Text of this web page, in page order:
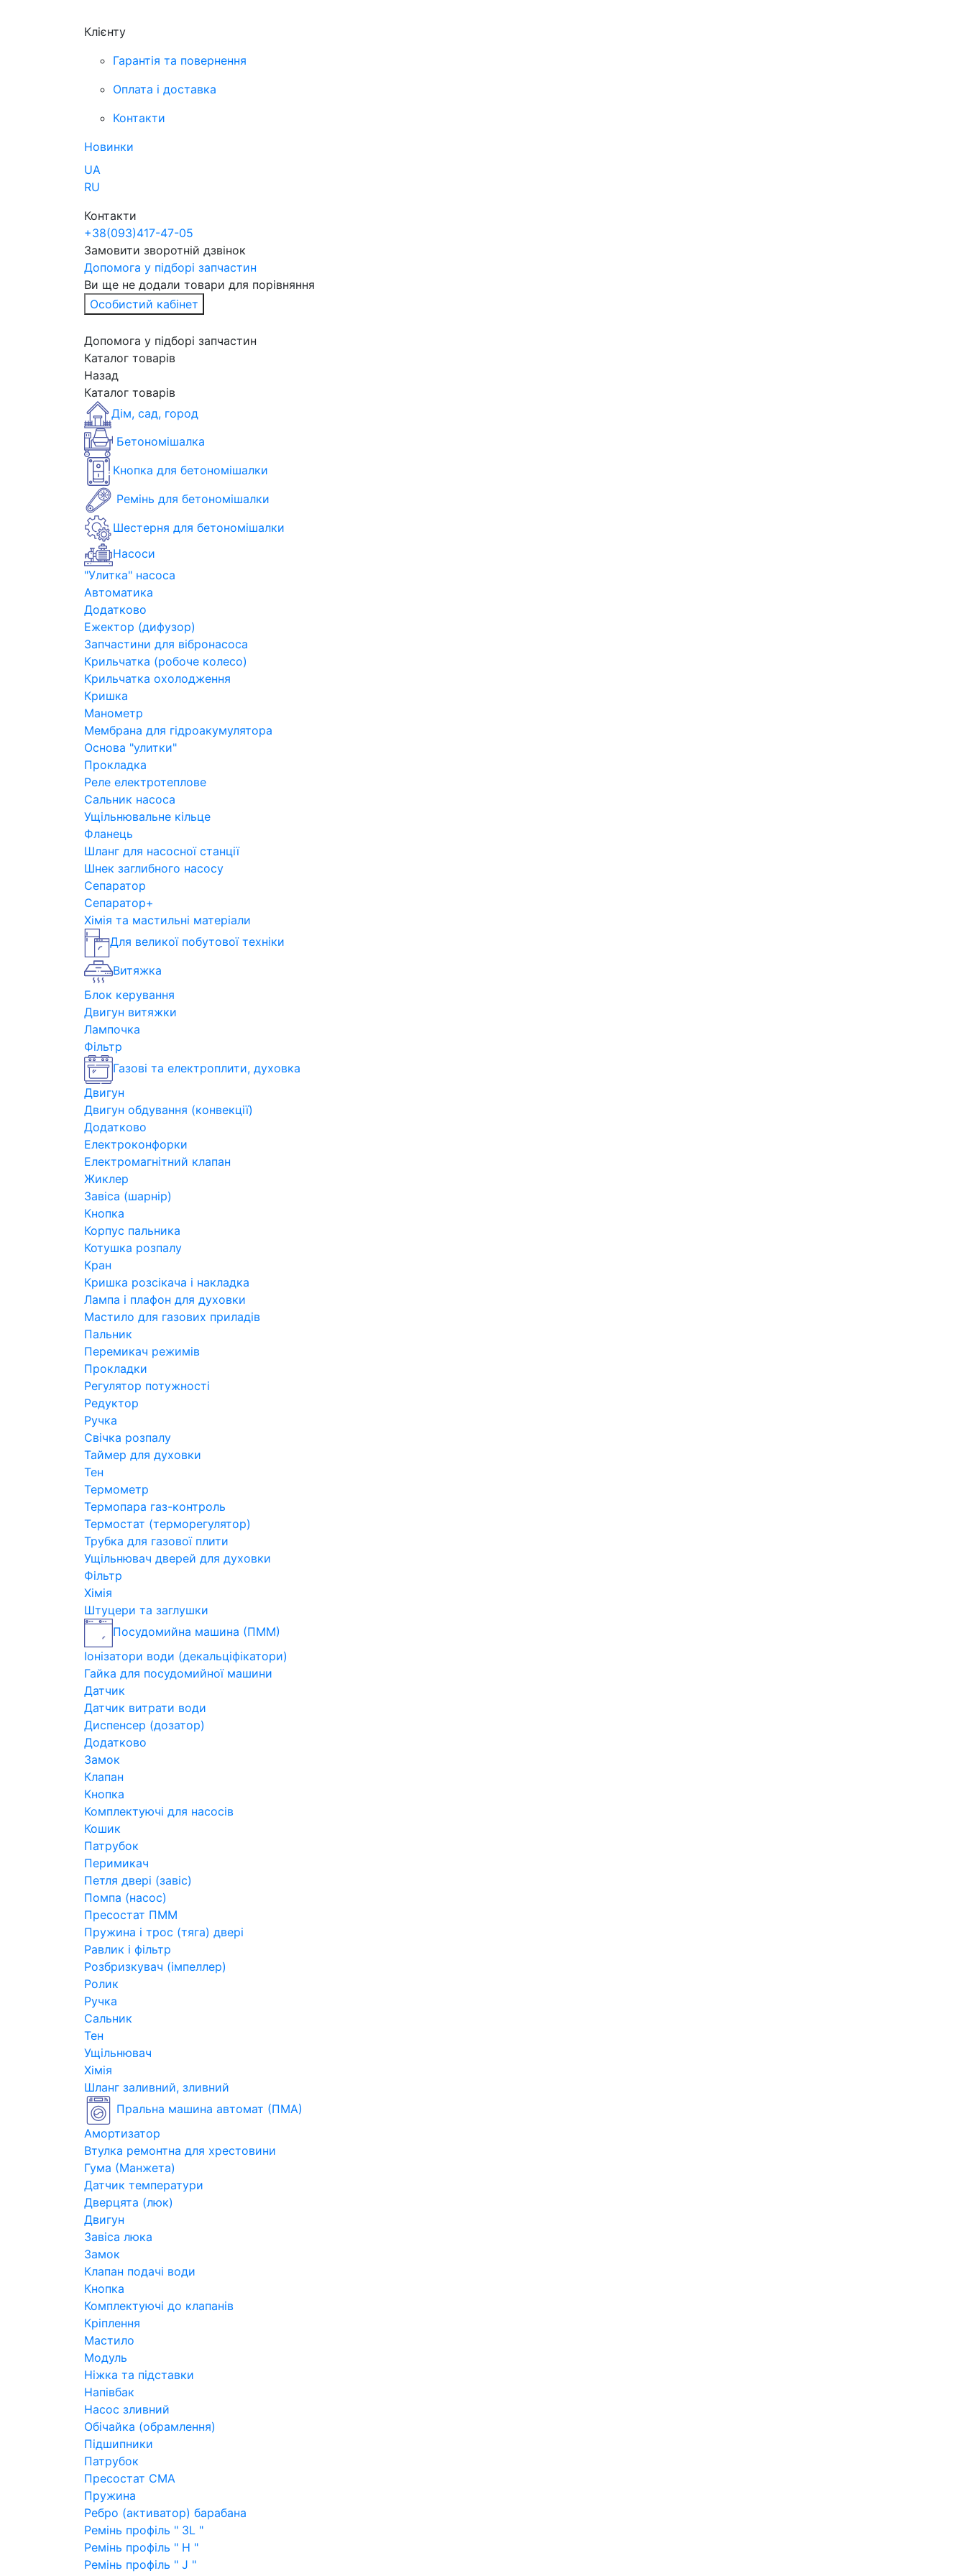
Клієнту
Гарантія та повернення
Оплата і доставка
Контакти
Новинки
UA
RU
Контакти
+38(093)417-47-05
Замовити зворотній дзвінок
Допомога у підборі запчастин
Ви ще не додали товари для порівняння
Особистий кабінет
Допомога у підборі запчастин
Каталог товарів
Назад
Каталог товарів
Дім, сад, город
Бетономішалка
Кнопка для бетономішалки
Ремінь для бетономішалки
Шестерня для бетономішалки
Насоси
"Улитка" насоса
Автоматика
Додатково
Ежектор (дифузор)
Запчастини для вібронасоса
Крильчатка (робоче колесо)
Крильчатка охолодження
Кришка
Манометр
Мембрана для гідроакумулятора
Основа "улитки"
Прокладка
Реле електротеплове
Сальник насоса
Ущільнювальне кільце
Фланець
Шланг для насосної станції
Шнек заглибного насосу
Сепаратор
Сепаратор+
Хімія та мастильні матеріали
Для великої побутової техніки
Витяжка
Блок керування
Двигун витяжки
Лампочка
Фільтр
Газові та електроплити, духовка
Двигун
Двигун обдування (конвекції)
Додатково
Електроконфорки
Електромагнітний клапан
Жиклер
Завіса (шарнір)
Кнопка
Корпус пальника
Котушка розпалу
Кран
Кришка розсікача і накладка
Лампа і плафон для духовки
Мастило для газових приладів
Пальник
Перемикач режимів
Прокладки
Регулятор потужності
Редуктор
Ручка
Свічка розпалу
Таймер для духовки
Тен
Термометр
Термопара газ-контроль
Термостат (терморегулятор)
Трубка для газової плити
Ущільнювач дверей для духовки
Фільтр
Хімія
Штуцери та заглушки
Посудомийна машина (ПММ)
Іонізатори води (декальціфікатори)
Гайка для посудомийної машини
Датчик
Датчик витрати води
Диспенсер (дозатор)
Додатково
Замок
Клапан
Кнопка
Комплектуючі для насосів
Кошик
Патрубок
Перимикач
Петля двері (завіс)
Помпа (насос)
Пресостат ПММ
Пружина і трос (тяга) двері
Равлик і фільтр
Розбризкувач (імпеллер)
Ролик
Ручка
Сальник
Тен
Ущільнювач
Хімія
Шланг заливний, зливний
Пральна машина автомат (ПМА)
Амортизатор
Втулка ремонтна для хрестовини
Гума (Манжета)
Датчик температури
Дверцята (люк)
Двигун
Завіса люка
Замок
Клапан подачі води
Кнопка
Комплектуючі до клапанів
Кріплення
Мастило
Модуль
Ніжка та підставки
Напівбак
Насос зливний
Обічайка (обрамлення)
Підшипники
Патрубок
Пресостат СМА
Пружина
Ребро (активатор) барабана
Ремінь профіль " 3L "
Ремінь профіль " H "
Ремінь профіль " J "